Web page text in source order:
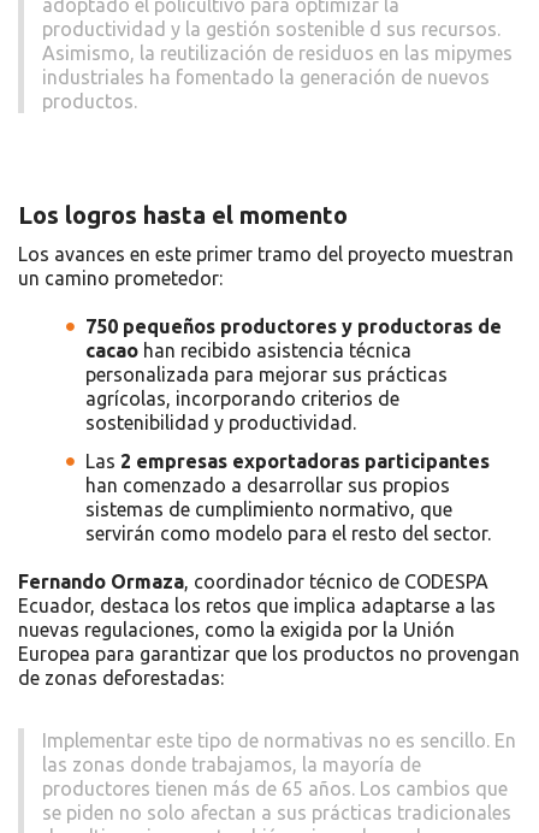
adoptado el policultivo para optimizar la
productividad y la gestión sostenible d sus recursos.
Asimismo, la reutilización de residuos en las mipymes
industriales ha fomentado la generación de nuevos
productos.
Los logros hasta el momento
Los avances en este primer tramo del proyecto muestran
un camino prometedor:
750 pequeños productores y productoras de
cacao han recibido asistencia técnica
personalizada para mejorar sus prácticas
agrícolas, incorporando criterios de
sostenibilidad y productividad.
Las 2 empresas exportadoras participantes
han comenzado a desarrollar sus propios
sistemas de cumplimiento normativo, que
servirán como modelo para el resto del sector.
Fernando Ormaza, coordinador técnico de CODESPA
Ecuador, destaca los retos que implica adaptarse a las
nuevas regulaciones, como la exigida por la Unión
Europea para garantizar que los productos no provengan
de zonas deforestadas:
Implementar este tipo de normativas no es sencillo. En
las zonas donde trabajamos, la mayoría de
productores tienen más de 65 años. Los cambios que
se piden no solo afectan a sus prácticas tradicionales